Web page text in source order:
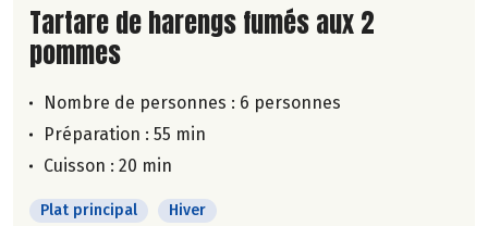
Lire la suite de la recette
Tartare de harengs fumés aux 2
pommes
Nombre de personnes : 6 personnes
Préparation : 55 min
Cuisson : 20 min
Plat principal Hiver